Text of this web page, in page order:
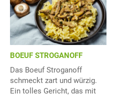
BOEUF STROGANOFF
Das Boeuf Stroganoff
schmeckt zart und würzig.
Ein tolles Gericht, das mit